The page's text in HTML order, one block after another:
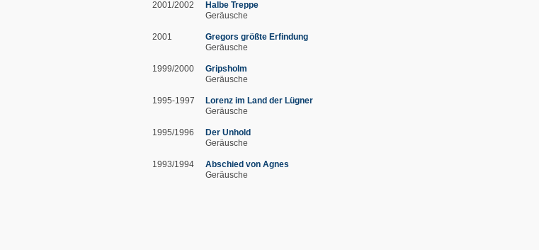
2001/2002
Halbe Treppe
Geräusche
2001
Gregors größte Erfindung
Geräusche
1999/2000
Gripsholm
Geräusche
1995-1997
Lorenz im Land der Lügner
Geräusche
1995/1996
Der Unhold
Geräusche
1993/1994
Abschied von Agnes
Geräusche